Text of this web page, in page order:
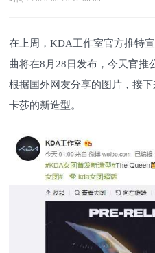
在上周，KDA工作室官方推特
曲将在8月28日发布，今天官推
根据国外网友分享的图片，接
卡莎的新造型。